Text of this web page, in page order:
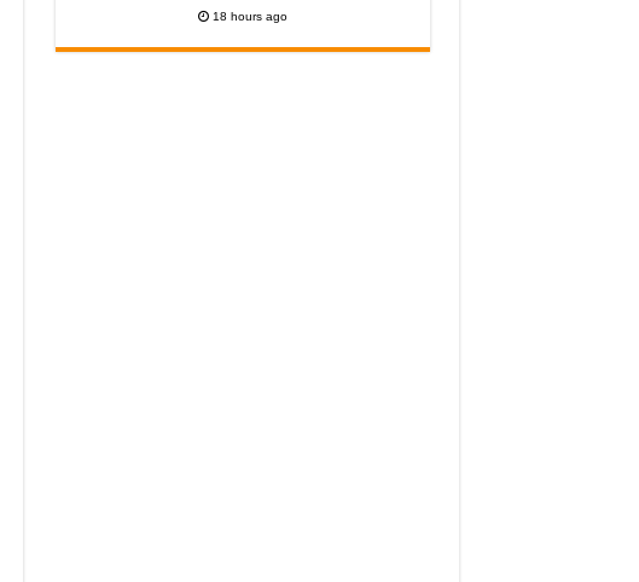
18 hours ago